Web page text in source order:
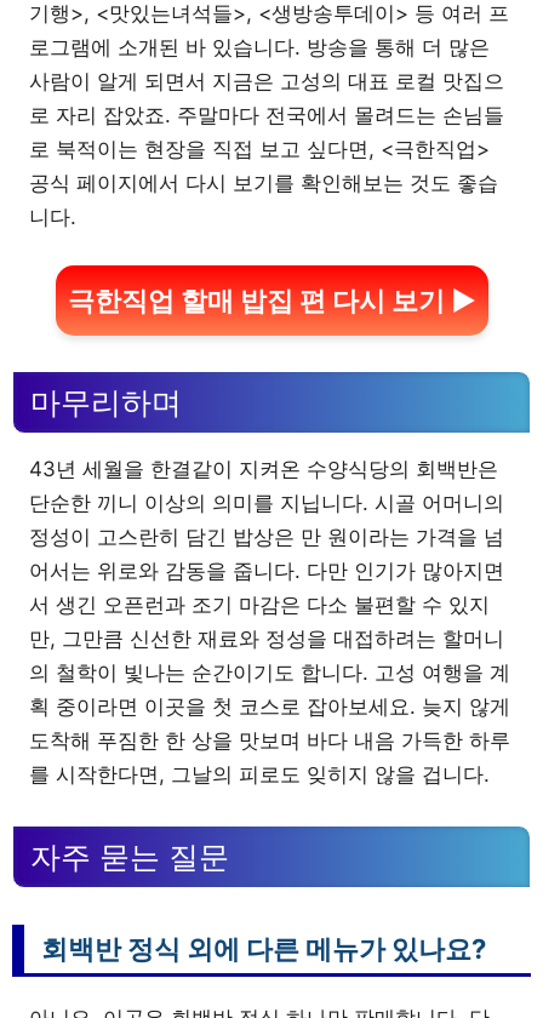
기행>, <맛있는녀석들>, <생방송투데이> 등 여러 프
로그램에 소개된 바 있습니다. 방송을 통해 더 많은
사람이 알게 되면서 지금은 고성의 대표 로컬 맛집으
로 자리 잡았죠. 주말마다 전국에서 몰려드는 손님들
로 북적이는 현장을 직접 보고 싶다면, <극한직업>
공식 페이지에서 다시 보기를 확인해보는 것도 좋습
니다.
극한직업 할매 밥집 편 다시 보기 ▶
마무리하며
43년 세월을 한결같이 지켜온 수양식당의 회백반은
단순한 끼니 이상의 의미를 지닙니다. 시골 어머니의
정성이 고스란히 담긴 밥상은 만 원이라는 가격을 넘
어서는 위로와 감동을 줍니다. 다만 인기가 많아지면
서 생긴 오픈런과 조기 마감은 다소 불편할 수 있지
만, 그만큼 신선한 재료와 정성을 대접하려는 할머니
의 철학이 빛나는 순간이기도 합니다. 고성 여행을 계
획 중이라면 이곳을 첫 코스로 잡아보세요. 늦지 않게
도착해 푸짐한 한 상을 맛보며 바다 내음 가득한 하루
를 시작한다면, 그날의 피로도 잊히지 않을 겁니다.
자주 묻는 질문
회백반 정식 외에 다른 메뉴가 있나요?